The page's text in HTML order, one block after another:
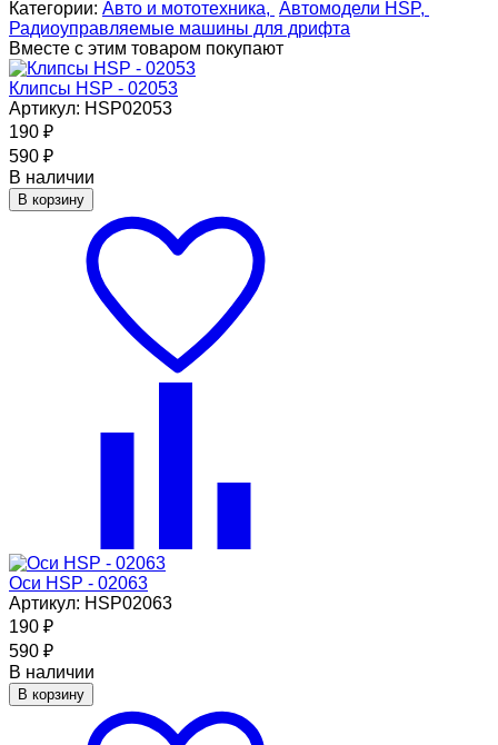
Категории: Авто и мототехника, Автомодели HSP,
Радиоуправляемые машины для дрифта
Вместе с этим товаром покупают
Клипсы HSP - 02053
Артикул: HSP02053
190 ₽
590 ₽
В наличии
В корзину
Оси HSP - 02063
Артикул: HSP02063
190 ₽
590 ₽
В наличии
В корзину